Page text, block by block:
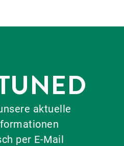
aktuelle
per E-Mail